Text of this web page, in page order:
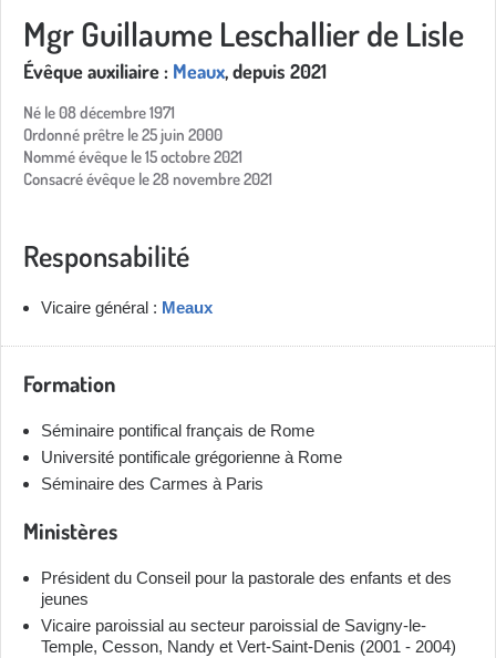
Mgr Guillaume Leschallier de Lisle
Évêque auxiliaire : Meaux, depuis 2021
Né le 08 décembre 1971
Ordonné prêtre le 25 juin 2000
Nommé évêque le 15 octobre 2021
Consacré évêque le 28 novembre 2021
Responsabilité
Vicaire général : Meaux
Formation
Séminaire pontifical français de Rome
Université pontificale grégorienne à Rome
Séminaire des Carmes à Paris
Ministères
Président du Conseil pour la pastorale des enfants et des
jeunes
Vicaire paroissial au secteur paroissial de Savigny-le-
Temple, Cesson, Nandy et Vert-Saint-Denis (2001 - 2004)